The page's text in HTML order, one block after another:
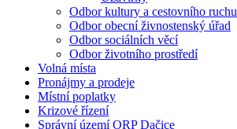
Odbor kultury a cestovního ruchu
Odbor obecní živnostenský úřad
Odbor sociálních věcí
Odbor životního prostředí
Volná místa
Pronájmy a prodeje
Místní poplatky
Krizové řízení
Správní území ORP Dačice